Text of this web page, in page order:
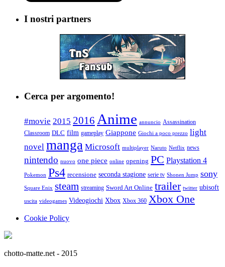
I nostri partners
Cerca per argomento!
#movie 2015 2016 Anime annuncio Assassination
Classroom DLC film gameplay Giappone Giochi a poco prezzo light
novel manga Microsoft multiplayer Naruto Netflix news
nintendo nuovo one piece online opening PC Playstation 4
Pokemon Ps4 recensione seconda stagione serie tv Shonen Jump sony
Square Enix steam streaming Sword Art Online trailer twitter ubisoft
uscita videogames Videogiochi Xbox Xbox 360 Xbox One
Cookie Policy
chotto-matte.net - 2015